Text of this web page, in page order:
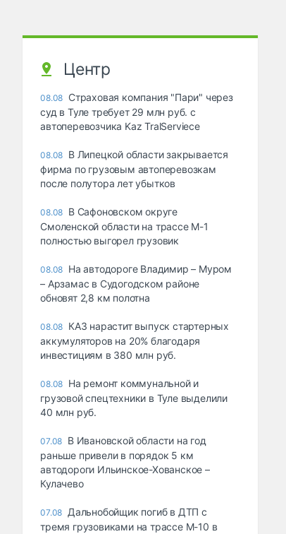
Центр
08.08 Страховая компания "Пари" через
суд в Туле требует 29 млн руб. с
автоперевозчика Kaz TralServiece
08.08 В Липецкой области закрывается
фирма по грузовым автоперевозкам
после полутора лет убытков
08.08 В Сафоновском округе
Смоленской области на трассе М-1
полностью выгорел грузовик
08.08 На автодороге Владимир – Муром
– Арзамас в Судогодском районе
обновят 2,8 км полотна
08.08 КАЗ нарастит выпуск стартерных
аккумуляторов на 20% благодаря
инвестициям в 380 млн руб.
08.08 На ремонт коммунальной и
грузовой спецтехники в Туле выделили
40 млн руб.
07.08 В Ивановской области на год
раньше привели в порядок 5 км
автодороги Ильинское-Хованское –
Кулачево
07.08 Дальнобойщик погиб в ДТП с
тремя грузовиками на трассе М-10 в